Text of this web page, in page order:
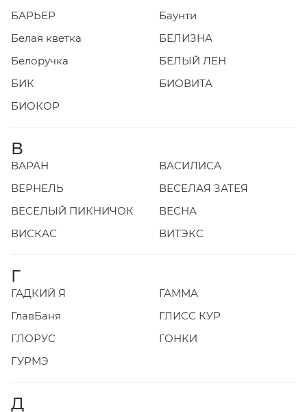
БАРЬЕР
Баунти
Белая кветка
БЕЛИЗНА
Белоручка
БЕЛЫЙ ЛЕН
БИК
БИОВИТА
БИОКОР
В
ВАРАН
ВАСИЛИСА
ВЕРНЕЛЬ
ВЕСЕЛАЯ ЗАТЕЯ
ВЕСЕЛЫЙ ПИКНИЧОК
ВЕСНА
ВИСКАС
ВИТЭКС
Г
ГАДКИЙ Я
ГАММА
ГлавБаня
ГЛИСС КУР
ГЛОРУС
ГОНКИ
ГУРМЭ
Д